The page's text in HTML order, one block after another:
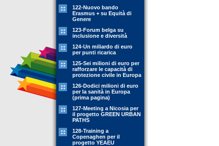
122-Nuovo bando
Erasmus + su Equità di
Genere
123-Forum belga su
inclusione e diversità
124-Un miliardo di euro
per punti ricarica
125-Sei milioni di euro per
rafforzare le capacità di
protezione civile in Europa
126-Dodici milioni di euro
per la sanità in Europa
(prima pagina)
127-Meeting a Nicosia per
il progetto GREEN URBAN
PATHS
128-Training a
Copenaghen per il
progetto YEAEU